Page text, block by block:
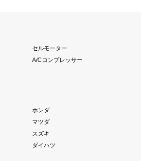
セルモーター
A/Cコンプレッサー
ホンダ
マツダ
スズキ
ダイハツ